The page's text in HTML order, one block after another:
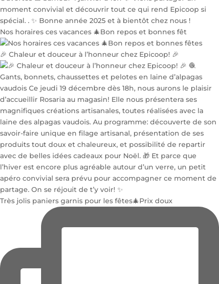
Nos horaires ces vacances 🎄Bon repos et bonnes fêt
🎉 Chaleur et douceur à l’honneur chez Epicoop! 🎉
Très jolis paniers garnis pour les fêtes🎄Prix doux